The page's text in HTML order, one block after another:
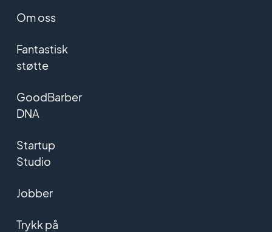
Om oss
Fantastisk
støtte
GoodBarber
DNA
Startup
Studio
Jobber
Trykk på